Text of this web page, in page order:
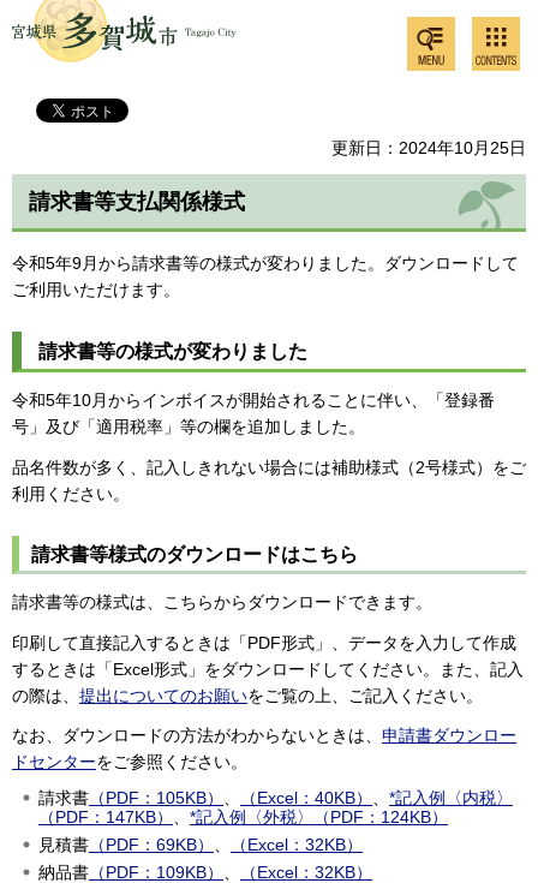
多賀城市
ンツメ
ニュー
共通メ
ニュー
更新日：2024年10月25日
請求書等支払関係様式
令和5年9月から請求書等の様式が変わりました。ダウンロードして
ご利用いただけます。
請求書等の様式が変わりました
令和5年10月からインボイスが開始されることに伴い、「登録番
号」及び「適用税率」等の欄を追加しました。
品名件数が多く、記入しきれない場合には補助様式（2号様式）をご
利用ください。
請求書等様式のダウンロードはこちら
請求書等の様式は、こちらからダウンロードできます。
印刷して直接記入するときは「PDF形式」、データを入力して作成
するときは「Excel形式」をダウンロードしてください。また、記入
の際は、 提出についてのお願いをご覧の上、ご記入ください。
なお、ダウンロードの方法がわからないときは、 申請書ダウンロー
ドセンターをご参照ください。
請求書 （PDF：105KB） （Excel：40KB）
*記入例〈内税〉
（PDF：147KB）
*記入例〈外税〉（PDF：124KB）
見積書 （PDF：69KB）
（Excel：32KB）
納品書 （PDF：109KB）
（Excel：32KB）